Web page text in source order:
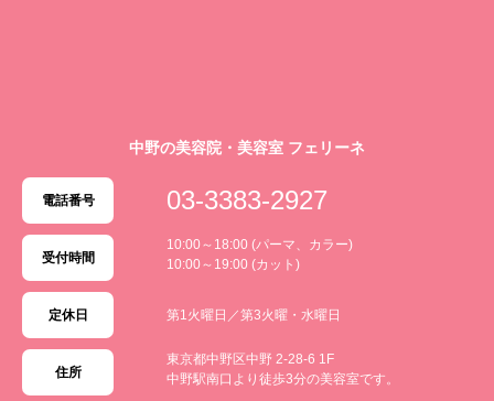
中野の美容院・美容室 フェリーネ
電話番号 03-3383-2927
受付時間
10:00～18:00 (パーマ、カラー)
10:00～19:00 (カット)
定休日 第1火曜日／第3火曜・水曜日
住所
東京都中野区中野 2-28-6 1F
中野駅南口より徒歩3分の美容室です。